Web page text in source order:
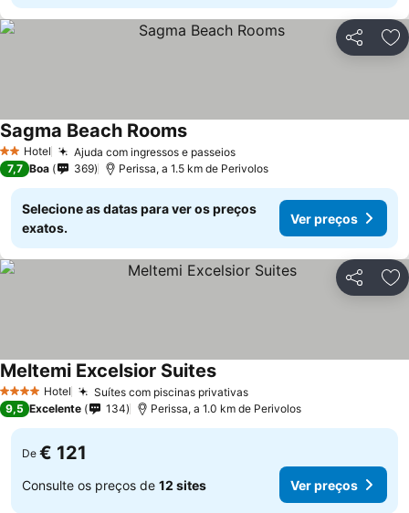
Partilhar
2 Estrelas
Hotel Ajuda com ingressos e passeios
Sagma Beach Rooms
7,7 Boa 369 Perissa, a 1.5 km de Perivolos
Selecione as datas para ver os preços
exatos.
Ver preços
Partilhar
4 EstrelasHotel Suítes com piscinas privativas
Meltemi Excelsior Suites
9,5 Excelente 134 Perissa, a 1.0 km de Perivolos
De € 121
Consulte os preços de 12 sites Ver preços